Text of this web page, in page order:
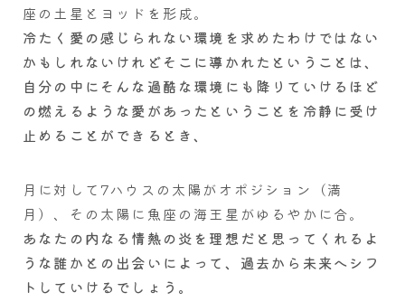
座の土星とヨッドを形成。
冷たく愛の感じられない環境を求めたわけではない
かもしれないけれどそこに導かれたということは、
自分の中にそんな過酷な環境にも降りていけるほど
の燃えるような愛があったということを冷静に受け
止めることができるとき、
月に対して7ハウスの太陽がオポジション（満
月）、その太陽に魚座の海王星がゆるやかに合。
あなたの内なる情熱の炎を理想だと思ってくれるよ
うな誰かとの出会いによって、過去から未来へシフ
トしていけるでしょう。